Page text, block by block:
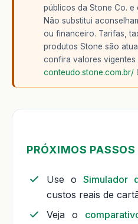
públicos da Stone Co.
Não substitui
ou financeiro. Tarifas,
produtos Stone são
confira valores vigentes
conteudo.stone.com.br/
PRÓXIMOS PASSOS
Use o Simulador
custos reais de
Veja o